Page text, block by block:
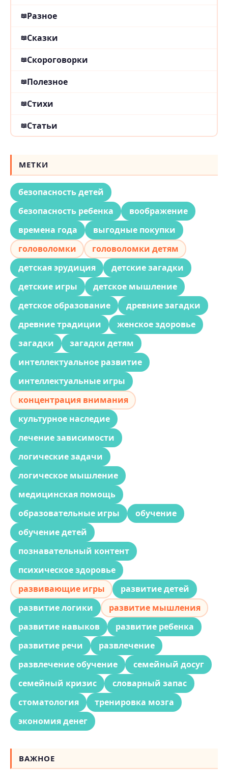
Разное
Сказки
Скороговорки
Полезное
Стихи
Статьи
МЕТКИ
безопасность детей
безопасность ребенка
воображение
времена года
выгодные покупки
головоломки
головоломки детям
детская эрудиция
детские загадки
детские игры
детское мышление
детское образование
древние загадки
древние традиции
женское здоровье
загадки
загадки детям
интеллектуальное развитие
интеллектуальные игры
концентрация внимания
культурное наследие
лечение зависимости
логические задачи
логическое мышление
медицинская помощь
образовательные игры
обучение
обучение детей
познавательный контент
психическое здоровье
развивающие игры
развитие детей
развитие логики
развитие мышления
развитие навыков
развитие ребенка
развитие речи
развлечение
развлечение обучение
семейный досуг
семейный кризис
словарный запас
стоматология
тренировка мозга
экономия денег
ВАЖНОЕ